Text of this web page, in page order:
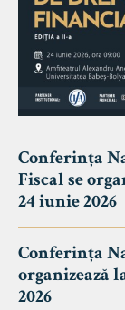
Conferința
Fiscal se
24 iunie 2026
Conferința
organizează
2026